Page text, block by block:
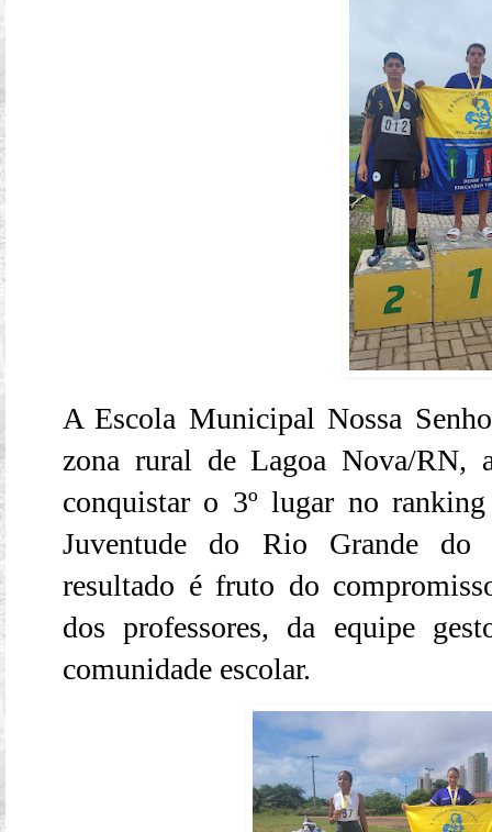
A Escola Municipal Nossa
zona rural de Lagoa Nova/RN,
conquistar o 3º lugar no
Juventude do Rio Grande
resultado é fruto do
dos professores, da equipe
comunidade escolar.